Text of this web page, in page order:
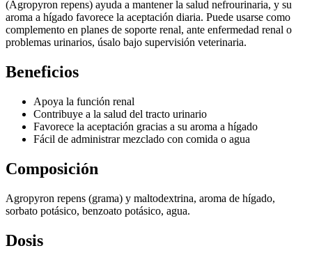
(Agropyron repens) ayuda a mantener la salud nefrourinaria, y su
aroma a hígado favorece la aceptación diaria. Puede usarse como
complemento en planes de soporte renal, ante enfermedad renal o
problemas urinarios, úsalo bajo supervisión veterinaria.
Beneficios
Apoya la función renal
Contribuye a la salud del tracto urinario
Favorece la aceptación gracias a su aroma a hígado
Fácil de administrar mezclado con comida o agua
Composición
Agropyron repens (grama) y maltodextrina, aroma de hígado,
sorbato potásico, benzoato potásico, agua.
Dosis